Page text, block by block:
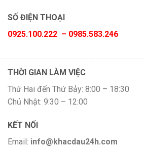
SỐ ĐIỆN THOẠI
0925.100.222 – 0985.583.246
THỜI GIAN LÀM VIỆC
Thứ Hai đến Thứ Bảy: 8:00 – 18:30
Chủ Nhật: 9:30 – 12:00
KẾT NỐI
Email: info@khacdau24h.com